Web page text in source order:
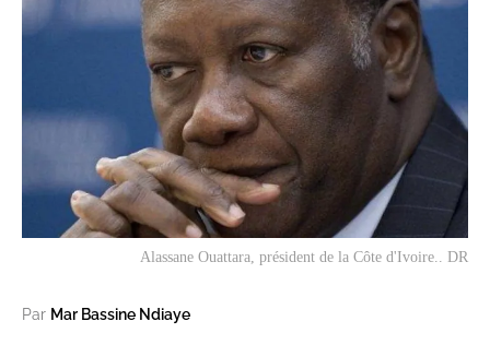
Alassane Ouattara, président de la Côte d'Ivoire.. DR
Par Mar Bassine Ndiaye